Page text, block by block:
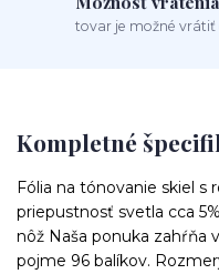
tovar je možné vrátiť
Kompletné
Fólia na tónovanie skiel
priepustnosť svetla cca
nôž Naša ponuka zahŕňa
pojme 96 balíkov.